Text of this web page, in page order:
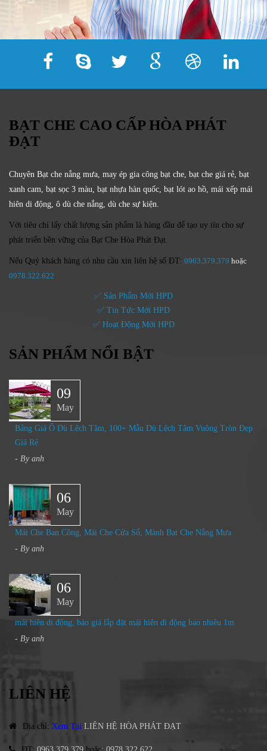
BẠT CHE CAO CẤP HÒA PHÁT
ĐẠT
Chuyên Bạt che nắng mưa, may ép gia công bạt che, bạt che giá rẻ, bạt
xanh cam, bạt sọc 3 màu, bạt nhựa hàn quốc, bạt lót ao hồ, mái xếp mái
hiên di động, ô dù che nắng, dù che sự kiện.
Với tiêu chí lấy chất lượng sản phẩm là hàng đầu để tạo uy tín cho sự
phát triển bền vững của Bạt Che Hòa Phát Đạt.
Nếu Quý khách hàng có nhu cầu xin liên hệ số ĐT: 0963.379.379 hoặc
0978.322.622
✅ Sản Phẩm Mới HPD
✅ Tin Tức Mới HPD
✅ Hoạt Động Mới HPD
SẢN PHẨM NỔI BẬT
09
May
Bảng Giá Ô Dù Lệch Tâm, 100+ Mẫu Dù Lệch Tâm Vuông Tròn Đẹp
Giá Rẻ
- By anh
06
May
Mái Che Ban Công, Mái Che Cửa Sổ, Mành Bạt Che Nắng Mưa​
- By anh
06
May
mái hiên di động, báo giá lắp đặt mái hiên di động bao nhiêu 1m
- By anh
LIÊN HỆ
Địa chỉ: Xem Tại LIÊN HỆ HÒA PHÁT ĐẠT